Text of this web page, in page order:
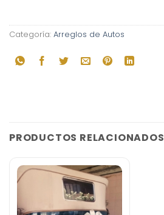
Categoría: Arreglos de Autos
PRODUCTOS RELACIONADOS